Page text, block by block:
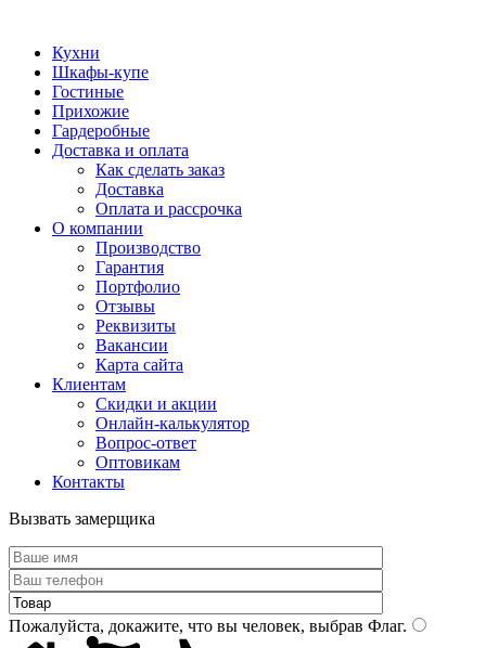
Кухни
Шкафы-купе
Гостиные
Прихожие
Гардеробные
Доставка и оплата
Как сделать заказ
Доставка
Оплата и рассрочка
О компании
Производство
Гарантия
Портфолио
Отзывы
Реквизиты
Вакансии
Карта сайта
Клиентам
Скидки и акции
Онлайн-калькулятор
Вопрос-ответ
Оптовикам
Контакты
Вызвать замерщика
Пожалуйста, докажите, что вы человек, выбрав Флаг.